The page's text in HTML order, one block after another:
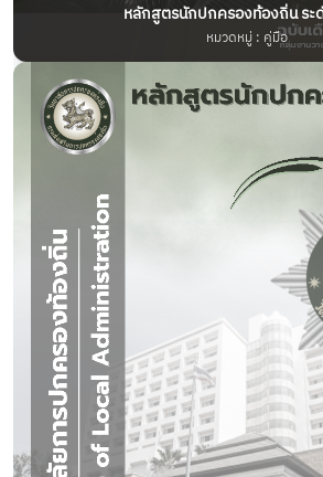
หลักสูตรนักปกครองท้องถิ่น ระ
หมวดหมู่ : คู่มือ